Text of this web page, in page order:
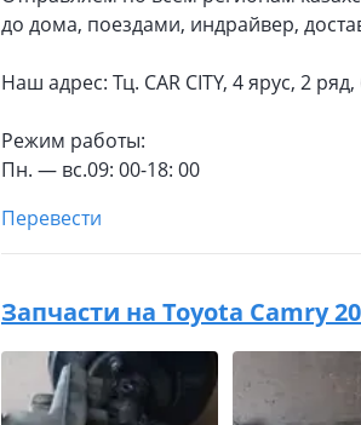
до дома, поездами, индрайвер,
Наш адрес: Тц. CAR CITY, 4 ярус, 2 ряд,
Режим работы:
Пн. — вс.09: 00-18: 00
Перевести
Запчасти на Toyota Camry